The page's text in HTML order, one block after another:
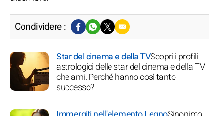
Condividere :
Star del cinema e della TVScopri i profili
astrologici delle star del cinema e della TV
che ami. Perché hanno così tanto
successo?